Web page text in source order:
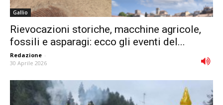
Gallio
Rievocazioni storiche, macchine agricole,
fossili e asparagi: ecco gli eventi del...
Redazione -
30 Aprile 2026